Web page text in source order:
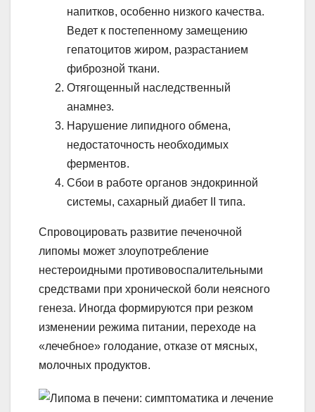
напитков, особенно низкого качества.
Ведет к постепенному замещению
гепатоцитов жиром, разрастанием
фиброзной ткани.
Отягощенный наследственный
анамнез.
Нарушение липидного обмена,
недостаточность необходимых
ферментов.
Сбои в работе органов эндокринной
системы, сахарный диабет ІІ типа.
Спровоцировать развитие печеночной
липомы может злоупотребление
нестероидными противовоспалительными
средствами при хронической боли неясного
генеза. Иногда формируются при резком
изменении режима питании, переходе на
«лечебное» голодание, отказе от мясных,
молочных продуктов.